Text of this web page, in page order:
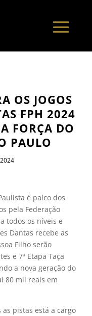
OS JOGOS
FPH 2024
FORÇA DO
PAULO
é palco dos
pela Federação
todos os níveis e
Dantas recebe as
Filho serão
e 7ª Etapa Taça
a nova geração do
80 mil reais em
pistas está a cargo